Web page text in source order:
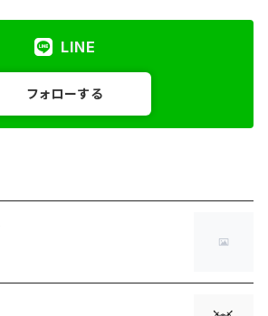
LINE
フォローする